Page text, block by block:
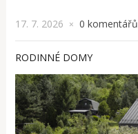
17. 7. 2026 × 0 komentářů
RODINNÉ DOMY